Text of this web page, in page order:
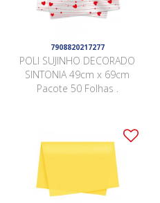
7908820217277
POLI SUJINHO DECORADO
SINTONIA 49cm x 69cm
Pacote 50 Folhas .